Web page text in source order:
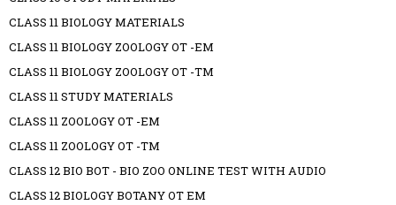
CLASS 11 BIOLOGY MATERIALS
CLASS 11 BIOLOGY ZOOLOGY OT -EM
CLASS 11 BIOLOGY ZOOLOGY OT -TM
CLASS 11 STUDY MATERIALS
CLASS 11 ZOOLOGY OT -EM
CLASS 11 ZOOLOGY OT -TM
CLASS 12 BIO BOT - BIO ZOO ONLINE TEST WITH AUDIO
CLASS 12 BIOLOGY BOTANY OT EM